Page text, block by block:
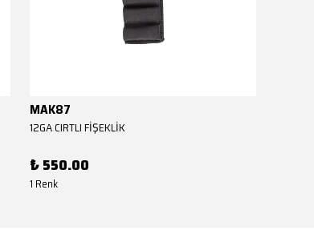
MAK87
12GA CIRTLI FİŞEKLİK
₺ 550.00
1 Renk